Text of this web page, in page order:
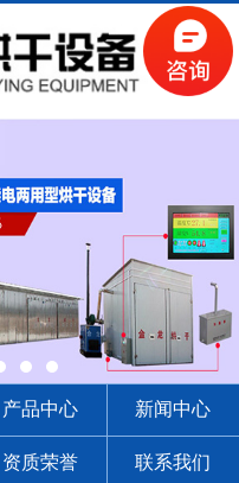
产品中心 新闻中心
资质荣誉 联系我们